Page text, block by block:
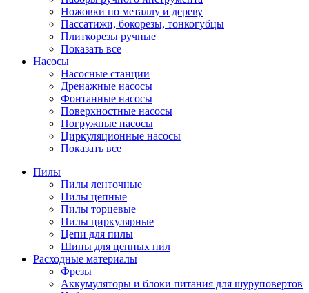
Ножовки по металлу и дереву
Пассатижи, бокорезы, тонкогубцы
Плиткорезы ручные
Показать все
Насосы
Насосные станции
Дренажные насосы
Фонтанные насосы
Поверхностные насосы
Погружные насосы
Циркуляционные насосы
Показать все
Пилы
Пилы ленточные
Пилы цепные
Пилы торцевые
Пилы циркулярные
Цепи для пилы
Шины для цепных пил
Расходные материалы
Фрезы
Аккумуляторы и блоки питания для шуруповертов